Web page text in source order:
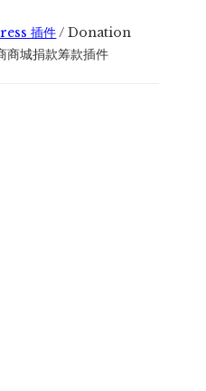
插件/ Donation
城捐款筹款插件